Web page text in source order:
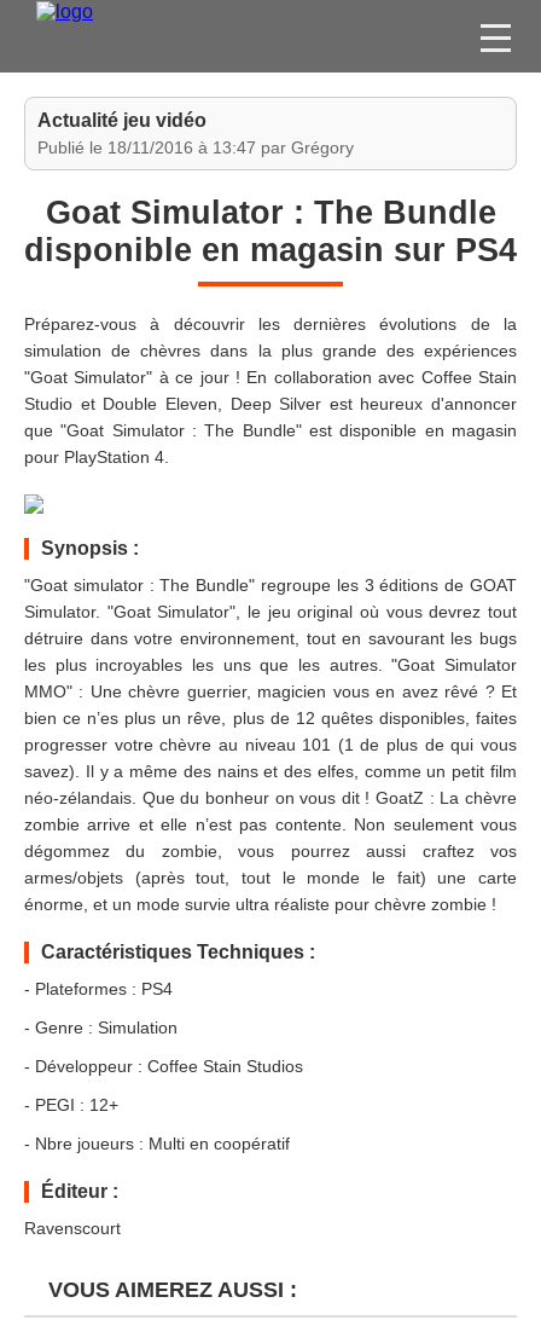
FILMS
JEUX VIDÉO
CONCOURS
ESPACE
MEMBRE
Actualité jeu vidéo
Publié le 18/11/2016 à 13:47 par Grégory
Goat Simulator : The Bundle
disponible en magasin sur PS4
Préparez-vous à découvrir les dernières évolutions de la
simulation de chèvres dans la plus grande des expériences
"Goat Simulator" à ce jour ! En collaboration avec Coffee Stain
Studio et Double Eleven, Deep Silver est heureux d'annoncer
que "Goat Simulator : The Bundle" est disponible en magasin
pour PlayStation 4.
Synopsis :
"Goat simulator : The Bundle" regroupe les 3 éditions de GOAT
Simulator. "Goat Simulator", le jeu original où vous devrez tout
détruire dans votre environnement, tout en savourant les bugs
les plus incroyables les uns que les autres. "Goat Simulator
MMO" : Une chèvre guerrier, magicien vous en avez rêvé ? Et
bien ce n’es plus un rêve, plus de 12 quêtes disponibles, faites
progresser votre chèvre au niveau 101 (1 de plus de qui vous
savez). Il y a même des nains et des elfes, comme un petit film
néo-zélandais. Que du bonheur on vous dit ! GoatZ : La chèvre
zombie arrive et elle n’est pas contente. Non seulement vous
dégommez du zombie, vous pourrez aussi craftez vos
armes/objets (après tout, tout le monde le fait) une carte
énorme, et un mode survie ultra réaliste pour chèvre zombie !
Caractéristiques Techniques :
- Plateformes : PS4
- Genre : Simulation
- Développeur : Coffee Stain Studios
- PEGI : 12+
- Nbre joueurs : Multi en coopératif
Éditeur :
Ravenscourt
VOUS AIMEREZ AUSSI :